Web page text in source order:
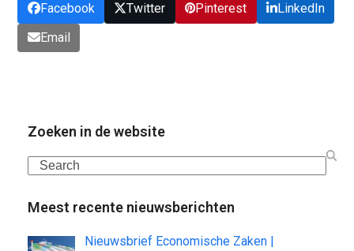
Facebook Twitter Pinterest
LinkedIn
Email
Zoeken in de website
Search
Meest recente nieuwsberichten
Nieuwsbrief Economische Zaken |